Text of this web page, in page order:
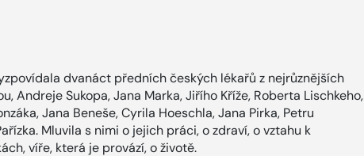
dvanáct předních českých lékařů z nejrůznějších
Andreje Sukopa, Jana Marka, Jiřího Kříže, Roberta Lischkeho,
Jana Beneše, Cyrila Hoeschla, Jana Pirka, Petru
Mluvila s nimi o jejich práci, o zdraví, o vztahu k
víře, která je provází, o životě.